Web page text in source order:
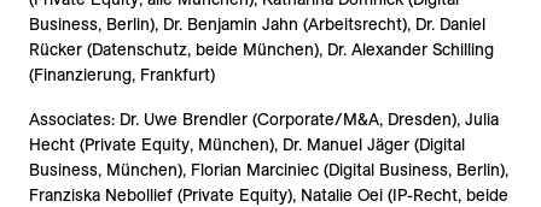
Business, Berlin), Dr. Benjamin Jahn (Arbeitsrecht), Dr. Daniel
Rücker (Datenschutz, beide München), Dr. Alexander Schilling
(Finanzierung, Frankfurt)
Associates: Dr. Uwe Brendler (Corporate/M&A, Dresden), Julia
Hecht (Private Equity, München), Dr. Manuel Jäger (Digital
Business, München), Florian Marciniec (Digital Business, Berlin),
Franziska Nebollief (Private Equity), Natalie Oei (IP-Recht, beide